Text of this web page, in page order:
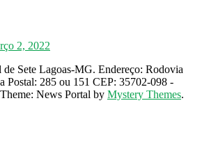
2, 2022
Sete Lagoas-MG. Endereço: Rodovia
Postal: 285 ou 151 CEP: 35702-098 -
Theme: News Portal by Mystery Themes.